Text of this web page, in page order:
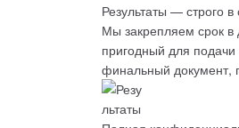
Результаты — строго
Мы закрепляем срок
пригодный для
финальный документ,